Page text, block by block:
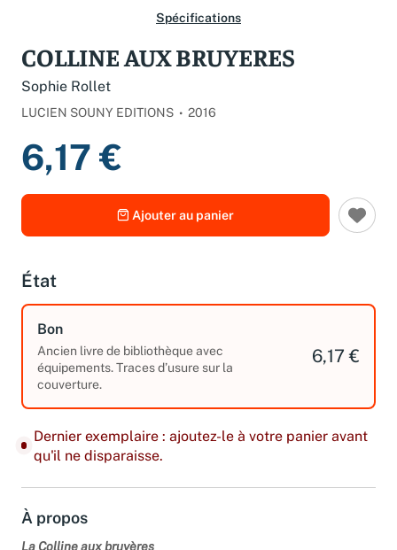
COLLINE AUX BRUYERES
Sophie Rollet
6,17 €
Ajouter au panier
État
Ancien livre de bibliothèque avec
équipements. Traces d’usure sur la
6,17 €
Dernier exemplaire : ajoutez-le à votre panier avant
qu'il ne disparaisse.
À propos